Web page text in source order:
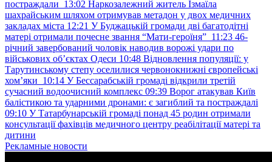
постраждали 13:02 Наркозалежний житель Ізмаїла
шахрайським шляхом отримував метадон у двох медичних
закладах міста 12:21 У Буджацькій громади дві багатодітні
матері отримали почесне звання “Мати-героїня” 11:23 46-
річний завербований чоловік наводив ворожі удари по
військових обʼєктах Одеси 10:48 Відновлення популяції: у
Тарутинському степу оселилися червонокнижні європейські
хом’яки 10:14 У Бессарабській громаді відкрили третій
сучасний водоочисний комплекс 09:39 Ворог атакував Київ
балістикою та ударними дронами: є загиблий та постраждалі
09:10 У Татарбунарській громаді понад 45 родин отримали
консультації фахівців медичного центру реабілітації матері та
дитини
Рекламные новости